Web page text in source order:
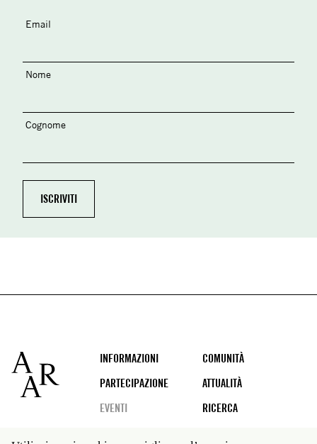
Email
Nome
Cognome
Footer
INFORMAZIONI
COMUNITÀ
PARTECIPAZIONE
ATTUALITÀ
EVENTI
RICERCA